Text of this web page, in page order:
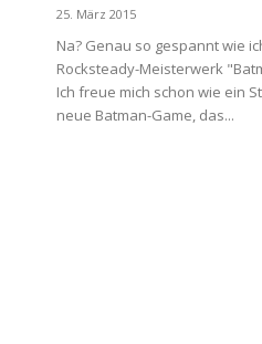
25. März 2015
Na? Genau so gespannt wie
Rocksteady-Meisterwerk
Ich freue mich schon wie ein
neue Batman-Game, das...